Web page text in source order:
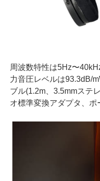
周波数特性は5Hz〜
力音圧レベルは93.3dB/
ブル(1.2m、3.5mmステ
オ標準変換アダプタ、ポ